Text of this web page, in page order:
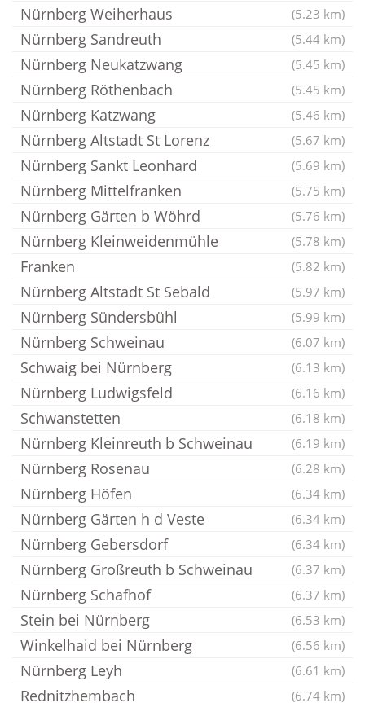
Nürnberg Weiherhaus (5.23 km)
Nürnberg Sandreuth (5.44 km)
Nürnberg Neukatzwang (5.45 km)
Nürnberg Röthenbach (5.45 km)
Nürnberg Katzwang (5.46 km)
Nürnberg Altstadt St Lorenz (5.67 km)
Nürnberg Sankt Leonhard (5.69 km)
Nürnberg Mittelfranken (5.75 km)
Nürnberg Gärten b Wöhrd (5.76 km)
Nürnberg Kleinweidenmühle (5.78 km)
Franken (5.82 km)
Nürnberg Altstadt St Sebald (5.97 km)
Nürnberg Sündersbühl (5.99 km)
Nürnberg Schweinau (6.07 km)
Schwaig bei Nürnberg (6.13 km)
Nürnberg Ludwigsfeld (6.16 km)
Schwanstetten (6.18 km)
Nürnberg Kleinreuth b Schweinau (6.19 km)
Nürnberg Rosenau (6.28 km)
Nürnberg Höfen (6.34 km)
Nürnberg Gärten h d Veste (6.34 km)
Nürnberg Gebersdorf (6.34 km)
Nürnberg Großreuth b Schweinau (6.37 km)
Nürnberg Schafhof (6.37 km)
Stein bei Nürnberg (6.53 km)
Winkelhaid bei Nürnberg (6.56 km)
Nürnberg Leyh (6.61 km)
Rednitzhembach (6.74 km)